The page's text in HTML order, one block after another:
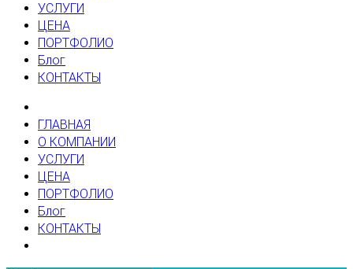
УСЛУГИ
ЦЕНА
ПОРТФОЛИО
Блог
КОНТАКТЫ
ГЛАВНАЯ
О КОМПАНИИ
УСЛУГИ
ЦЕНА
ПОРТФОЛИО
Блог
КОНТАКТЫ